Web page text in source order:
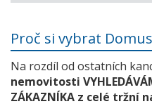
Proč si vybrat
Na rozdíl od ostatních
nemovitosti
ZÁKAZNÍKA z celé tržní